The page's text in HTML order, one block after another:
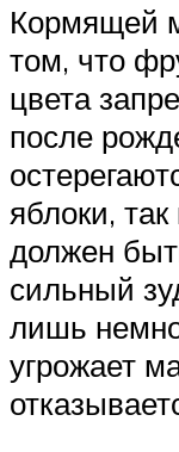
Кормящей
том, что
цвета
после
яблоки,
должен
сильный
лишь
угрожает